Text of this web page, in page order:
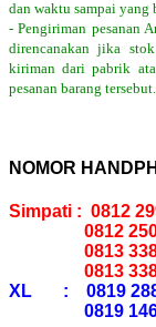
dan waktu sampai yang
- Pengiriman pesanan
direncanakan jika
kiriman dari pabrik
pesanan barang tersebut.
NOMOR
Simpati : 0812
0812 2507
0813 3389
0813 3389
XL : 0819
0819 1460